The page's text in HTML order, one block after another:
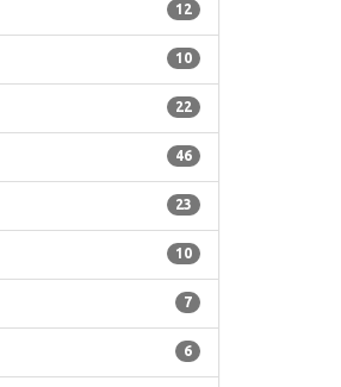
12
10
22
46
23
10
7
6